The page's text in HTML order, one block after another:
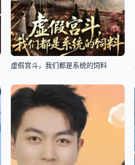
虚假宫斗，我们都是系统的饲料